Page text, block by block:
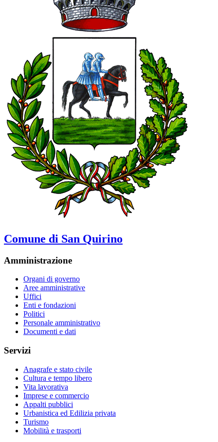
Comune di San Quirino
Amministrazione
Organi di governo
Aree amministrative
Uffici
Enti e fondazioni
Politici
Personale amministrativo
Documenti e dati
Servizi
Anagrafe e stato civile
Cultura e tempo libero
Vita lavorativa
Imprese e commercio
Appalti pubblici
Urbanistica ed Edilizia privata
Turismo
Mobilità e trasporti